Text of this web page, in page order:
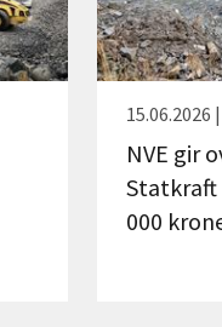
NVE gir
Statkraft
000